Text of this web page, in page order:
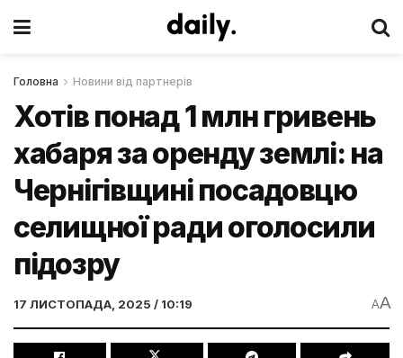
Головна Новини від партнерів
Хотів понад 1 млн гривень
хабаря за оренду землі: на
Чернігівщині посадовцю
селищної ради оголосили
підозру
17 ЛИСТОПАДА, 2025 / 10:19 AA